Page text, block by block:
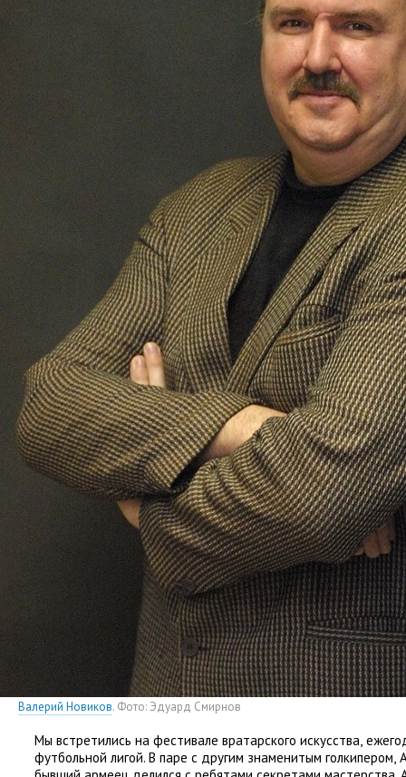
Валерий Новиков. Фото: Эдуард Смирнов
Мы встретились на фестивале вратарского искусства,
футбольной лигой. В паре с другим знаменитым голкипером,